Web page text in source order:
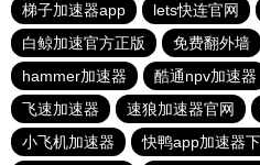
梯子加速器app
lets快连官网
白鲸加速官方正版
免费翻外墙
hammer加速器
酷通npv加速器
飞速加速器
速狼加速器官网
小飞机加速器
快鸭app加速器